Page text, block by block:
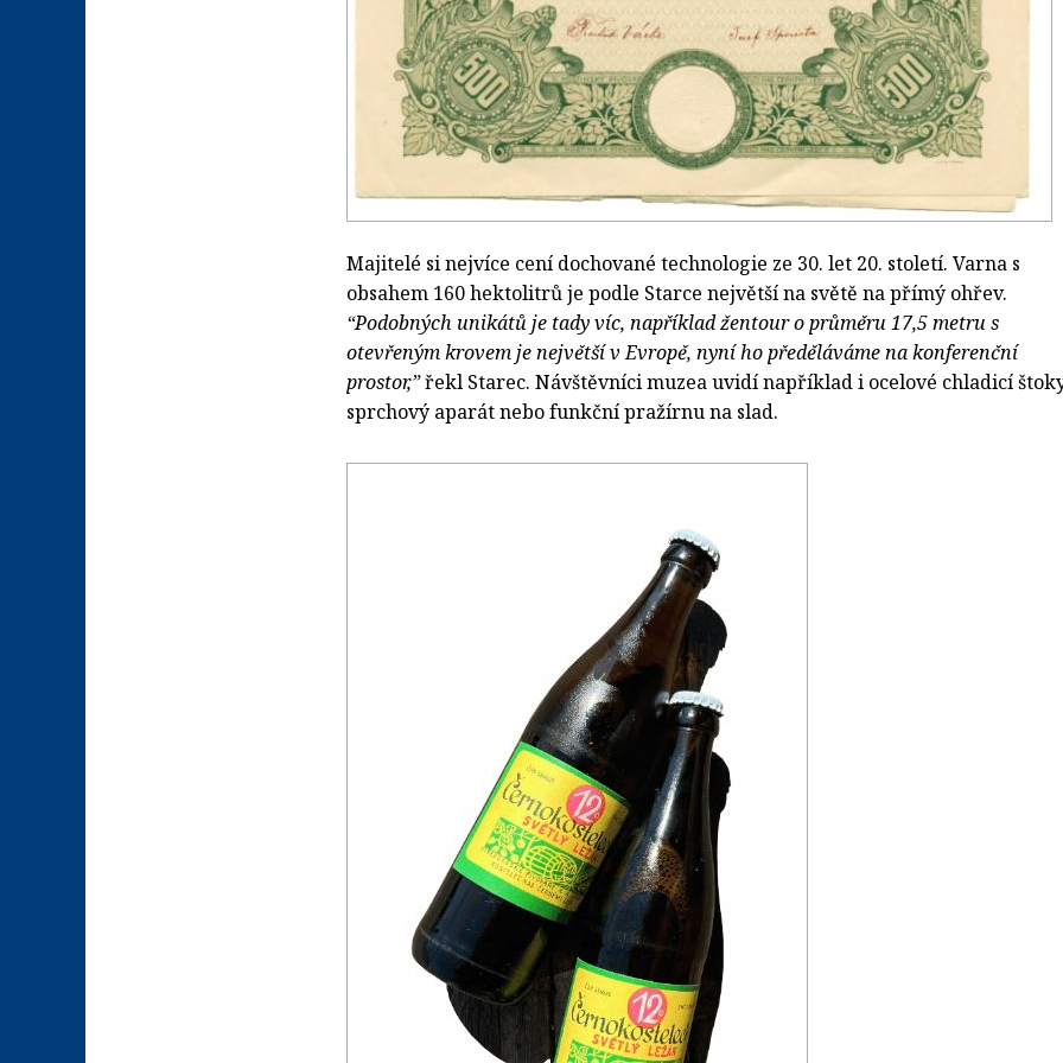
Majitelé si nejvíce cení dochované technologie ze 30. let 20. století. Varna s
obsahem 160 hektolitrů je podle Starce největší na světě na přímý ohřev.
“Podobných unikátů je tady víc, například žentour o průměru 17,5 metru s
otevřeným krovem je největší v Evropě, nyní ho předěláváme na konferenční
prostor,”řekl Starec. Návštěvníci muzea uvidí například i ocelové chladicí
sprchový aparát nebo funkční pražírnu na slad.